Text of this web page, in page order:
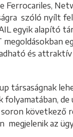
Ferrocariles,
szóló nyílt
egyik alapító
megoldásokban
és attraktív
társaságnak
de
következő
megjelenik az